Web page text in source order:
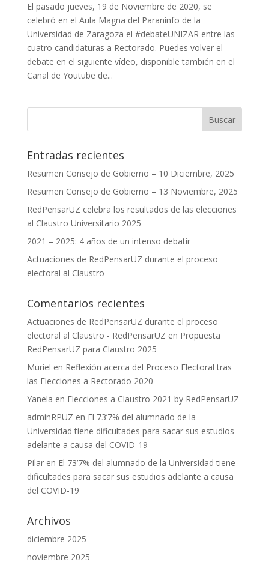
El pasado jueves, 19 de Noviembre de 2020, se
celebró en el Aula Magna del Paraninfo de la
Universidad de Zaragoza el #debateUNIZAR entre las
cuatro candidaturas a Rectorado. Puedes volver el
debate en el siguiente vídeo, disponible también en el
Canal de Youtube de...
Entradas recientes
Resumen Consejo de Gobierno – 10 Diciembre, 2025
Resumen Consejo de Gobierno – 13 Noviembre, 2025
RedPensarUZ celebra los resultados de las elecciones
al Claustro Universitario 2025
2021 – 2025: 4 años de un intenso debatir
Actuaciones de RedPensarUZ durante el proceso
electoral al Claustro
Comentarios recientes
Actuaciones de RedPensarUZ durante el proceso
electoral al Claustro - RedPensarUZ en Propuesta
RedPensarUZ para Claustro 2025
Muriel en Reflexión acerca del Proceso Electoral tras
las Elecciones a Rectorado 2020
Yanela en Elecciones a Claustro 2021 by RedPensarUZ
adminRPUZ en El 73’7% del alumnado de la
Universidad tiene dificultades para sacar sus estudios
adelante a causa del COVID-19
Pilaren El 73’7% del alumnado de la Universidad tiene
dificultades para sacar sus estudios adelante a causa
del COVID-19
Archivos
diciembre 2025
noviembre 2025